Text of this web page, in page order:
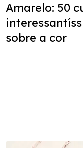
Amarelo: 50
sobre a cor